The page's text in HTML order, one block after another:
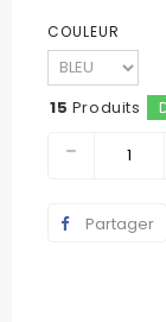
COULEUR
15 Produits
Partager